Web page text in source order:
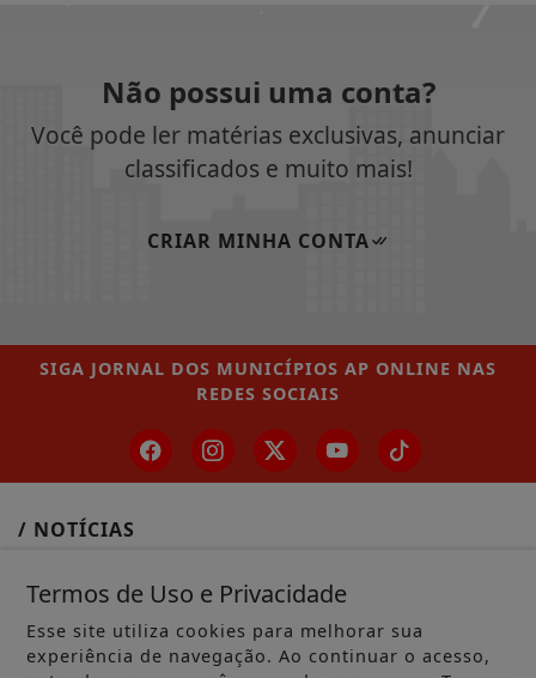
Não possui uma conta?
Você pode ler matérias exclusivas, anunciar
classificados e muito mais!
CRIAR MINHA CONTA
SIGA JORNAL DOS MUNICÍPIOS AP ONLINE NAS
REDES SOCIAIS
/ NOTÍCIAS
SANTANA
Termos de Uso e Privacidade
Esse site utiliza cookies para melhorar sua
experiência de navegação. Ao continuar o acesso,